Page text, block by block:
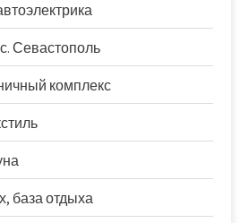
Севастополь
комплекс
база отдыха